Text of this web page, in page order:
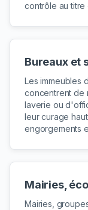
contrôle au titre
Bureaux et
Les immeubles
concentrent de
laverie ou
leur curage
engorgements
Mairies,
Mairies,